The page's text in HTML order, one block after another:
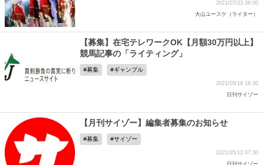
2021/07/23 08:00
大山ユースケ（ライター）
【募集】在宅テレワークOK【月額30万円以上】
競馬記事の「ライティング」
募集 ギャンブル
2021/05/18 16:30
日刊サイゾー
【月刊サイゾー】編集者募集のお知らせ
募集 サイゾー
2021/05/12 07:30
日刊サイゾー